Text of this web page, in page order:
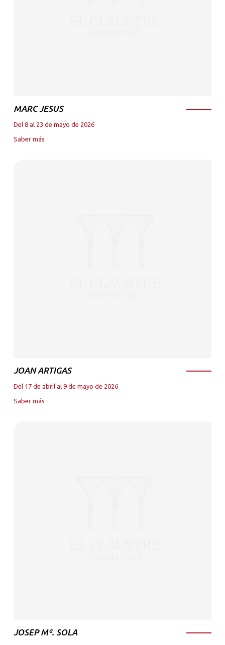
MARC JESUS
Del 8 al 23 de mayo de 2026
Saber más
JOAN ARTIGAS
Del 17 de abril al 9 de mayo de 2026
Saber más
JOSEP Mª. SOLA